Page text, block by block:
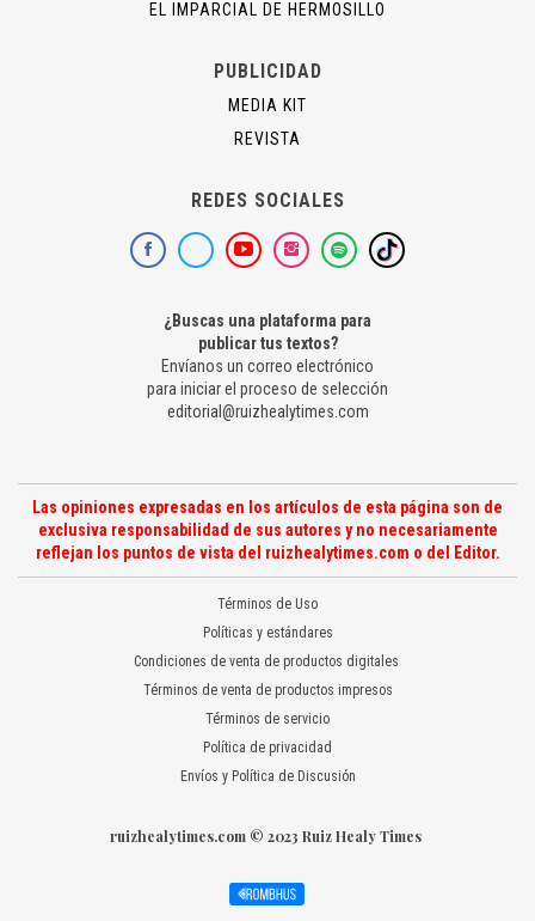
EL IMPARCIAL DE HERMOSILLO
PUBLICIDAD
MEDIA KIT
REVISTA
REDES SOCIALES
¿Buscas una plataforma para
publicar tus textos?
Envíanos un correo electrónico
para iniciar el proceso de selección
editorial@ruizhealytimes.com
Las opiniones expresadas en los artículos de esta página son de
exclusiva responsabilidad de sus autores y no necesariamente
reflejan los puntos de vista del ruizhealytimes.com o del Editor.
Términos de Uso
Políticas y estándares
Condiciones de venta de productos digitales
Términos de venta de productos impresos
Términos de servicio
Política de privacidad
Envíos y Política de Discusión
ruizhealytimes.com © 2023 Ruiz Healy Times